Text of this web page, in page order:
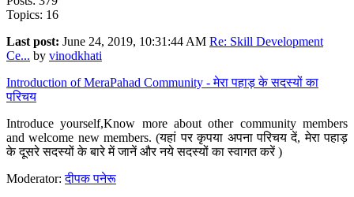
Topics: 16
Last post: June 24, 2019, 10:31:44 AM Re: Skill Development
Ce... by vinodkhati
Introduction of MeraPahad Community - मेरा पहाड़ के सदस्यों का
परिचय
Introduce yourself,Know more about other community members
and welcome new members. (यहां पर कृपया अपना परिचय दें, मेरा पहाड़
के दूसरे सदस्यों के बारे में जानें और नये सदस्यों का स्वागत करें )
Moderator:दीपक पनेरू